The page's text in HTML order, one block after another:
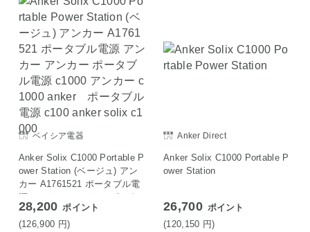
ベイシア電器
Anker Solix C1000 Portable P
ower Station (ベージュ) アン
カー A1761521 ポータブル電
源 アンカー アンカー ポータ
ブル電源 c1000 アンカー c10
00 anker ポータブル電源 c1
28,200 ポイント
(126,900 円)
Anker Direct
Anker Solix C1000 Portable P
ower Station
26,700 ポイント
(120,150 円)